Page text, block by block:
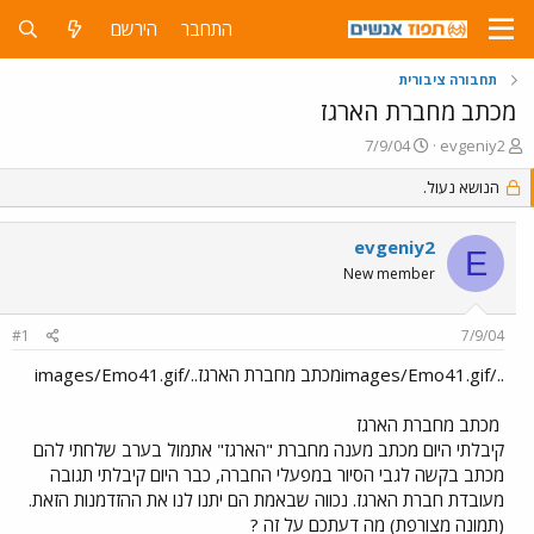
התחבר הירשם
תחבורה ציבורית
מכתב מחברת הארגז
פ
ו
ת
ח
נ
ו
א
evgeniy2
פ
ו
ס
ב
ת
ר
7/9/04
הנושא נעול.
E
evgeniy2
New member
7/9/04
#1
../images/Emo41.gifמכתב מחברת הארגז../images/Emo41.gif
מכתב מחברת הארגז
קיבלתי היום מכתב מענה מחברת "הארגז" אתמול בערב שלחתי להם
מכתב בקשה לגבי הסיור במפעלי החברה, כבר היום קיבלתי תגובה
מעובדת חברת הארגז. נכווה שבאמת הם יתנו לנו את ההזדמנות הזאת.
(תמונה מצורפת) מה דעתכם על זה ?